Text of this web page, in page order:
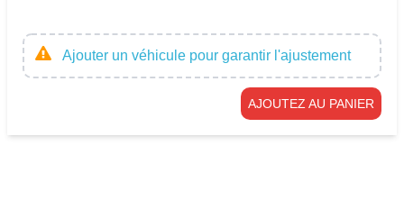
Ajouter un véhicule pour garantir l'ajustement
AJOUTEZ AU PANIER